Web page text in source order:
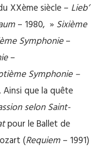
XXème siècle – Lieb’
– 1980, » Sixième
Symphonie–
–
Symphonie –
Ainsi que la quête
selon Saint-
pour le Ballet de
(Requiem – 1991)